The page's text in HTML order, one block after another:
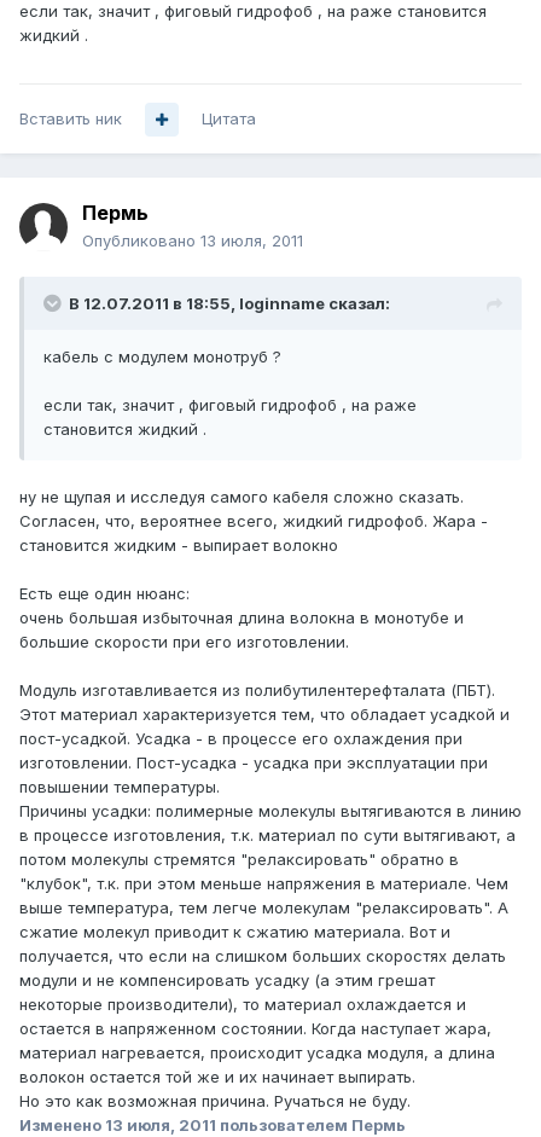
если так, значит , фиговый гидрофоб , на раже становится
жидкий .
Вставить ник Цитата
Пермь
Опубликовано 13 июля, 2011
В 12.07.2011 в 18:55, loginname сказал:
кабель с модулем монотруб ?
если так, значит , фиговый гидрофоб , на раже
становится жидкий .
ну не щупая и исследуя самого кабеля сложно сказать.
Согласен, что, вероятнее всего, жидкий гидрофоб. Жара -
становится жидким - выпирает волокно
Есть еще один нюанс:
очень большая избыточная длина волокна в монотубе и
большие скорости при его изготовлении.
Модуль изготавливается из полибутилентерефталата (ПБТ).
Этот материал характеризуется тем, что обладает усадкой и
пост-усадкой. Усадка - в процессе его охлаждения при
изготовлении. Пост-усадка - усадка при эксплуатации при
повышении температуры.
Причины усадки: полимерные молекулы вытягиваются в линию
в процессе изготовления, т.к. материал по сути вытягивают, а
потом молекулы стремятся "релаксировать" обратно в
"клубок", т.к. при этом меньше напряжения в материале. Чем
выше температура, тем легче молекулам "релаксировать". А
сжатие молекул приводит к сжатию материала. Вот и
получается, что если на слишком больших скоростях делать
модули и не компенсировать усадку (а этим грешат
некоторые производители), то материал охлаждается и
остается в напряженном состоянии. Когда наступает жара,
материал нагревается, происходит усадка модуля, а длина
волокон остается той же и их начинает выпирать.
Но это как возможная причина. Ручаться не буду.
Изменено 13 июля, 2011 пользователем Пермь